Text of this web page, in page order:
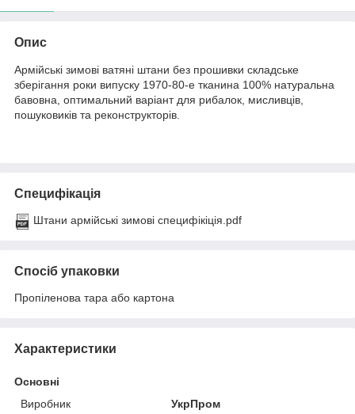
Опис
Армійські зимові ватяні штани без прошивки складське
зберігання роки випуску 1970-80-е тканина 100% натуральна
бавовна, оптимальний варіант для рибалок, мисливців,
пошуковиків та реконструкторів.
Специфікація
Штани армійські зимові специфікіція.pdf
Спосіб упаковки
Пропіленова тара або картона
Характеристики
Основні
Виробник
УкрПром